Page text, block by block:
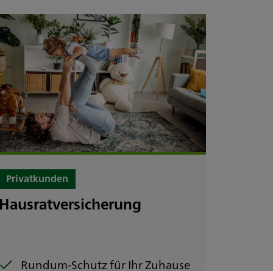
Privatkunden
Hausratversicherung
Rundum-Schutz für Ihr Zuhause